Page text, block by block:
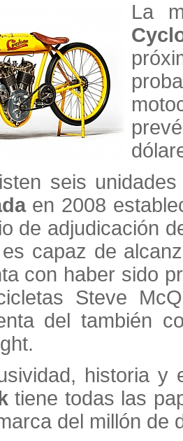
La
seis
en 2008
de adjudicación
capaz de
con haber sido
Steve
del también
historia
tiene todas las
del millón de